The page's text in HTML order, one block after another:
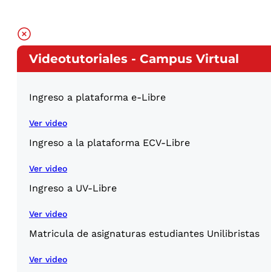
Videotutoriales - Campus Virtual
Ingreso a plataforma e-Libre
Ver video
Ingreso a la plataforma ECV-Libre
Ver video
Ingreso a UV-Libre
Ver video
Matricula de asignaturas estudiantes Unilibristas
Ver video